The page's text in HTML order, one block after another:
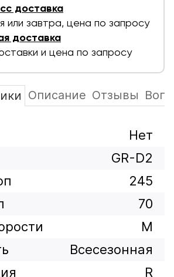
доставка
или завтра, цена по запросу
доставка
и цена по запросу
Описание Отзывы
Нет
GR-D2
245
70
M
Всесезонная
R